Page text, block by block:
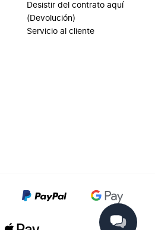
Desistir del contrato aquí
(Devolución)
Servicio al cliente